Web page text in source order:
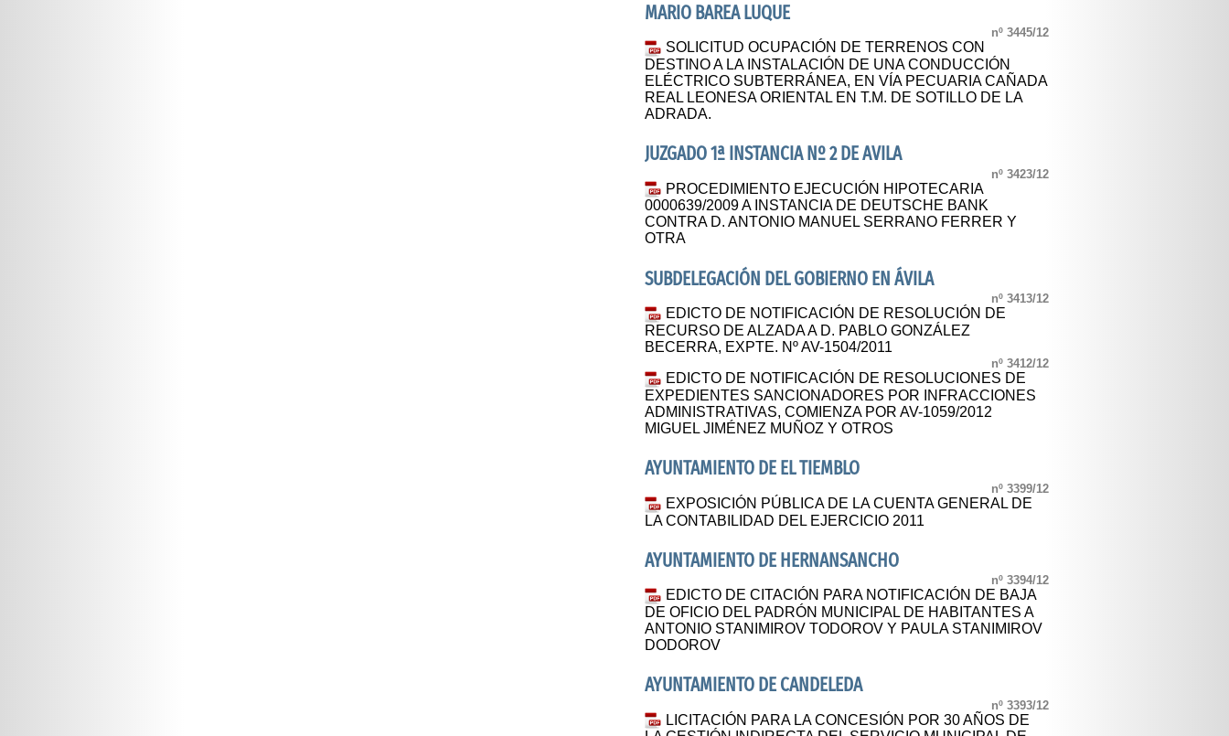
MARIO BAREA LUQUE
nº 3445/12
SOLICITUD OCUPACIÓN DE TERRENOS CON
DESTINO A LA INSTALACIÓN DE UNA CONDUCCIÓN
ELÉCTRICO SUBTERRÁNEA, EN VÍA PECUARIA CAÑADA
REAL LEONESA ORIENTAL EN T.M. DE SOTILLO DE LA
ADRADA.
JUZGADO 1ª INSTANCIA Nº 2 DE AVILA
nº 3423/12
PROCEDIMIENTO EJECUCIÓN HIPOTECARIA
0000639/2009 A INSTANCIA DE DEUTSCHE BANK
CONTRA D. ANTONIO MANUEL SERRANO FERRER Y
OTRA
SUBDELEGACIÓN DEL GOBIERNO EN ÁVILA
nº 3413/12
EDICTO DE NOTIFICACIÓN DE RESOLUCIÓN DE
RECURSO DE ALZADA A D. PABLO GONZÁLEZ
BECERRA, EXPTE. Nº AV-1504/2011
nº 3412/12
EDICTO DE NOTIFICACIÓN DE RESOLUCIONES DE
EXPEDIENTES SANCIONADORES POR INFRACCIONES
ADMINISTRATIVAS, COMIENZA POR AV-1059/2012
MIGUEL JIMÉNEZ MUÑOZ Y OTROS
AYUNTAMIENTO DE EL TIEMBLO
nº 3399/12
EXPOSICIÓN PÚBLICA DE LA CUENTA GENERAL DE
LA CONTABILIDAD DEL EJERCICIO 2011
AYUNTAMIENTO DE HERNANSANCHO
nº 3394/12
EDICTO DE CITACIÓN PARA NOTIFICACIÓN DE BAJA
DE OFICIO DEL PADRÓN MUNICIPAL DE HABITANTES A
ANTONIO STANIMIROV TODOROV Y PAULA STANIMIROV
DODOROV
AYUNTAMIENTO DE CANDELEDA
nº 3393/12
LICITACIÓN PARA LA CONCESIÓN POR 30 AÑOS DE